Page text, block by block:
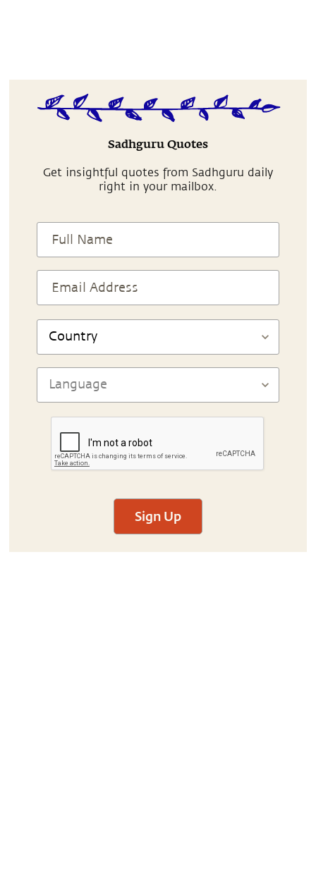
Sadhguru Quotes
Get insightful quotes from Sadhguru daily
right in your mailbox.
Sign Up